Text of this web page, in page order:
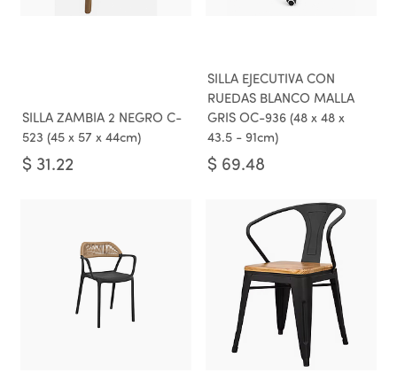
SILLA ZAMBIA 2 NEGRO C-
523 (45 x 57 x 44cm)
$ 31.22
SILLA EJECUTIVA CON
RUEDAS BLANCO MALLA
GRIS OC-936 (48 x 48 x
43.5 - 91cm)
$ 69.48